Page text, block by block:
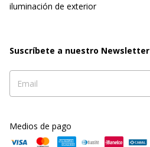
iluminación de exterior
Suscríbete a nuestro Newsletter
Medios de pago